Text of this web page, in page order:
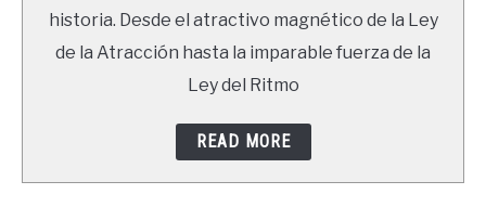
historia. Desde el atractivo magnético de la Ley
de la Atracción hasta la imparable fuerza de la
Ley del Ritmo
READ MORE